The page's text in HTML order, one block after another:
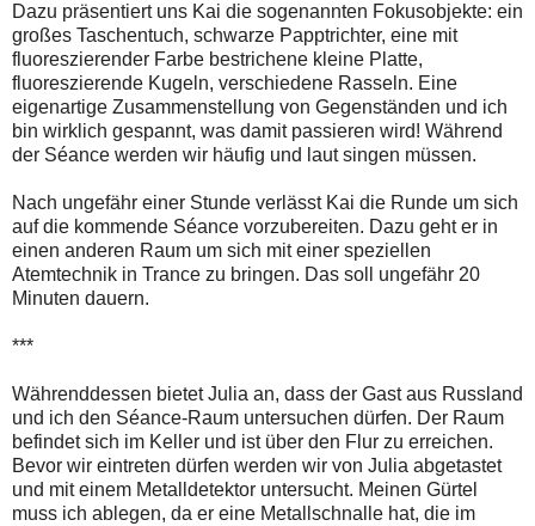
Dazu präsentiert uns Kai die sogenannten Fokusobjekte: ein
großes Taschentuch, schwarze Papptrichter, eine mit
fluoreszierender Farbe bestrichene kleine Platte,
fluoreszierende Kugeln, verschiedene Rasseln. Eine
eigenartige Zusammenstellung von Gegenständen und ich
bin wirklich gespannt, was damit passieren wird! Während
der Séance werden wir häufig und laut singen müssen.
Nach ungefähr einer Stunde verlässt Kai die Runde um sich
auf die kommende Séance vorzubereiten. Dazu geht er in
einen anderen Raum um sich mit einer speziellen
Atemtechnik in Trance zu bringen. Das soll ungefähr 20
Minuten dauern.
***
Währenddessen bietet Julia an, dass der Gast aus Russland
und ich den Séance-Raum untersuchen dürfen. Der Raum
befindet sich im Keller und ist über den Flur zu erreichen.
Bevor wir eintreten dürfen werden wir von Julia abgetastet
und mit einem Metalldetektor untersucht. Meinen Gürtel
muss ich ablegen, da er eine Metallschnalle hat, die im